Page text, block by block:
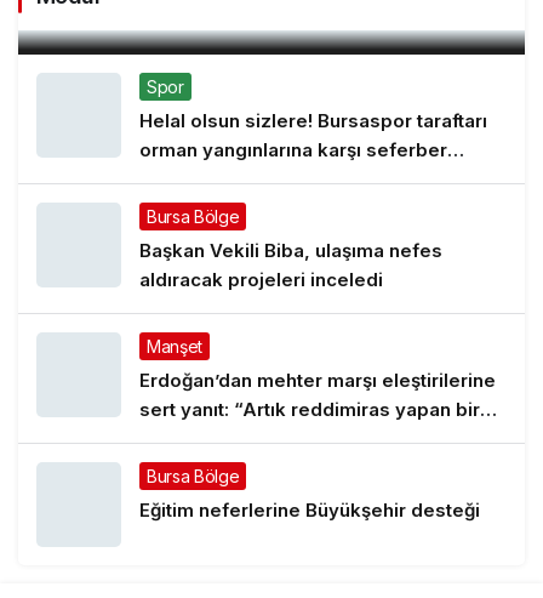
Spor
Helal olsun sizlere! Bursaspor taraftarı
orman yangınlarına karşı seferber
oluyor
Bursa Bölge
Başkan Vekili Biba, ulaşıma nefes
aldıracak projeleri inceledi
Manşet
Erdoğan’dan mehter marşı eleştirilerine
sert yanıt: “Artık reddimiras yapan bir
Türkiye yok”
Bursa Bölge
Eğitim neferlerine Büyükşehir desteği